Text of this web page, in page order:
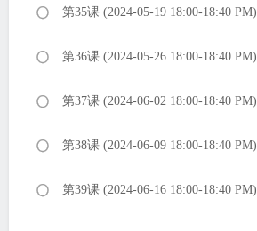
第35课 (2024-05-19 18:00-18:40 PM)
第36课 (2024-05-26 18:00-18:40 PM)
第37课 (2024-06-02 18:00-18:40 PM)
第38课 (2024-06-09 18:00-18:40 PM)
第39课 (2024-06-16 18:00-18:40 PM)